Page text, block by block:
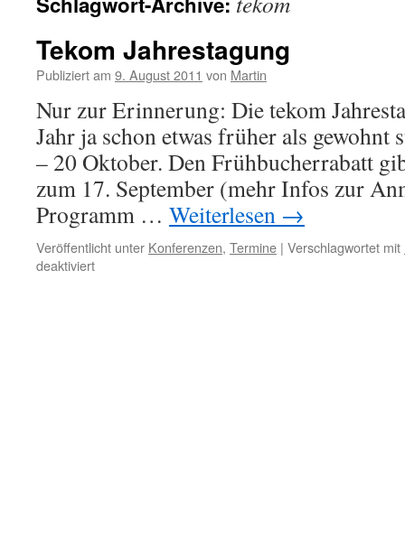
Tekom Jahrestagung
Publiziert am 9. August 2011 von Martin
Nur zur Erinnerung: Die tekom
Jahr ja schon etwas früher als gewohnt
– 20 Oktober. Den Frühbucherrabatt
zum 17. September (mehr Infos zur
Programm … Weiterlesen →
Veröffentlicht unter Konferenzen, Termine | Verschlagwortet mit
deaktiviert